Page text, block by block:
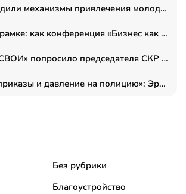
Эксперты обсудили механизмы привлечения молодых специалистов в промышленные города
Переговоры в рамке: как конференция «Бизнес как искусство» переформатирует деловой этикет в стенах ТПП РФ
Руководство «СВОИ» попросило председателя СКР дать правовую оценку обысков в тыловом штабе
«Незаконные приказы и давление на полицию»: Эрнеста Султанова задержали у посольства Израиля во время одиночного пикета
Без рубрики
Благоустройство